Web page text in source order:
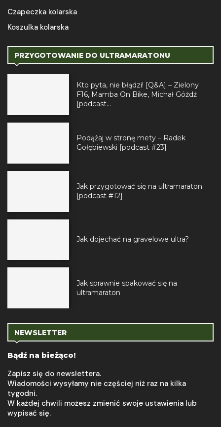
Czapeczka kolarska
Koszulka kolarska
PRZYGOTOWANIE DO ULTRAMARATONU
Kto pyta, nie błądzi! [Q&A] – Zielony
F16, Mamba On Bike, Michał Góźdź
[podcast...
Podążaj w stronę mety – Radek
Gołębiewski [podcast #23]
Jak przygotować się na ultramaraton
[podcast #12]
Jak dojechać na gravelowe ultra?
Jak sprawnie spakować się na
ultramaraton
NEWSLETTER
Bądź na bieżąco!
Zapisz się do newslettera.
Wiadomości wysyłamy nie częściej niż raz na kilka
tygodni.
W każdej chwili możesz zmienić swoje ustawienia lub
wypisać się.